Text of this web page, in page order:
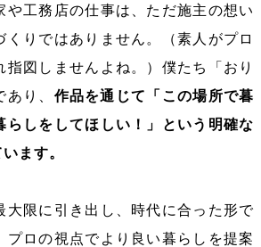
や工務店の仕事は、ただ施主の想い
くりではありません。（素人がプロ
指図しませんよね。）僕たち「おり
り、 作品を通じて「この場所で暮
らしをしてほしい！」という明確な
ます。
大限に引き出し、時代に合った形で
プロの視点でより良い暮らしを提案